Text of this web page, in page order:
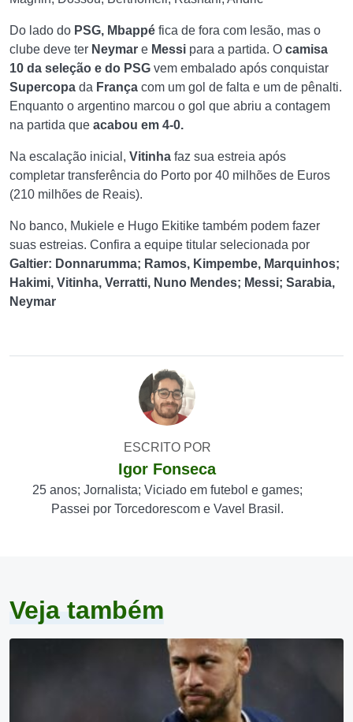
Do lado do PSG, Mbappé fica de fora com lesão, mas o
clube deve ter Neymar e Messi para a partida. O camisa
10 da seleção e do PSG vem embalado após conquistar
Supercopa da França com um gol de falta e um de pênalti.
Enquanto o argentino marcou o gol que abriu a contagem
na partida que acabou em 4-0.
Na escalação inicial, Vitinha faz sua estreia após
completar transferência do Porto por 40 milhões de Euros
(210 milhões de Reais).
No banco, Mukiele e Hugo Ekitike também podem fazer
suas estreias. Confira a equipe titular selecionada por
Galtier: Donnarumma; Ramos, Kimpembe, Marquinhos;
Hakimi, Vitinha, Verratti, Nuno Mendes; Messi; Sarabia,
Neymar
ESCRITO POR
Igor Fonseca
25 anos; Jornalista; Viciado em futebol e games;
Passei por Torcedorescom e Vavel Brasil.
Veja também